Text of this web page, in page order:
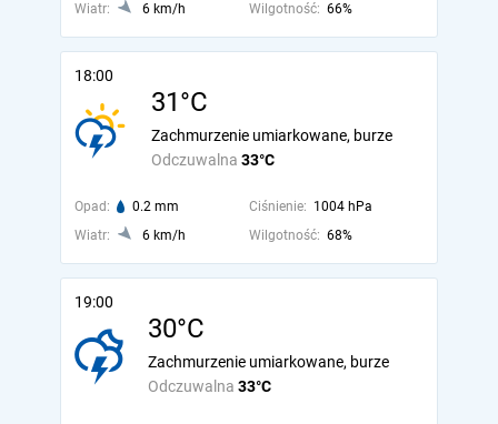
Wiatr:
6 km/h Wilgotność: 66%
18:00
31°C
Odczuwalna 33°C
Zachmurzenie umiarkowane, burze
Opad: 0.2 mm Ciśnienie: 1004 hPa
Wiatr:
6 km/h Wilgotność: 68%
19:00
30°C
Odczuwalna 33°C
Zachmurzenie umiarkowane, burze